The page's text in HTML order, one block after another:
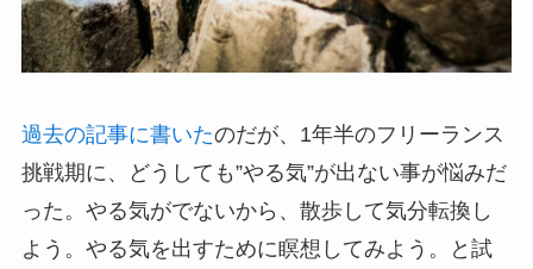
過去の記事に書いたのだが、1年半のフリーランス
挑戦期に、どうしても”やる気”が出ない事が悩みだ
った。やる気がでないから、散歩して気分転換し
よう。やる気を出すために瞑想してみよう。と試